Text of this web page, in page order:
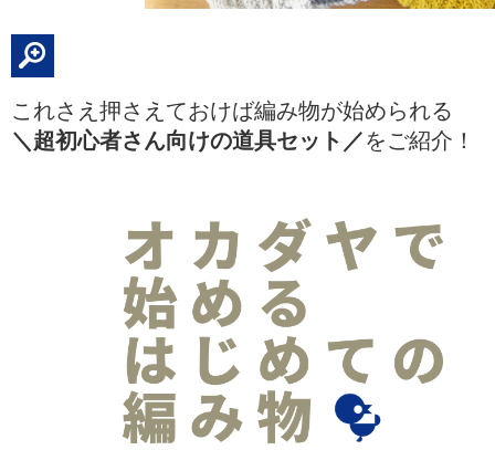
これさえ押さえておけば編み物が始められる
＼超初心者さん向けの道具セット／をご紹介！